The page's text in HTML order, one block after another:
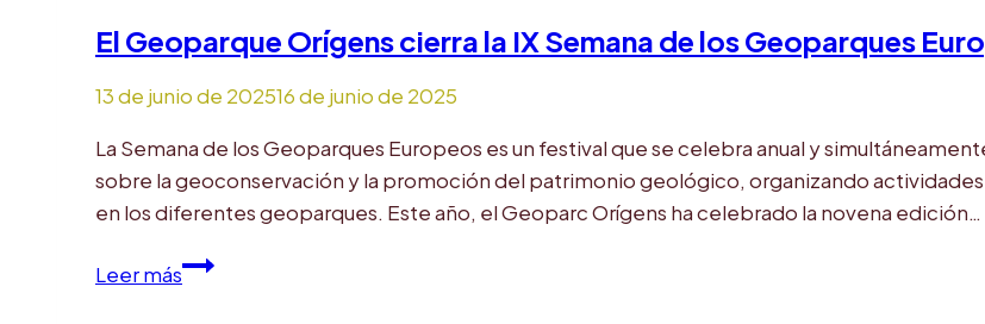
El Geoparque Orígens cierra la IX Semana de los Geoparques
13 de junio de 202516 de junio de 2025
La Semana de los Geoparques Europeos es un festival que se celebra anual y
sobre la geoconservación y la promoción del patrimonio geológico, organizando
en los diferentes geoparques. Este año, el Geoparc Orígens ha celebrado la novena edición…
Leer másEl